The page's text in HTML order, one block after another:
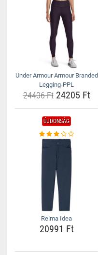
Under Armour Armour Branded
Legging-PPL
24406 Ft24205 Ft
ÚJDONSÁG
Reima Idea
20991 Ft